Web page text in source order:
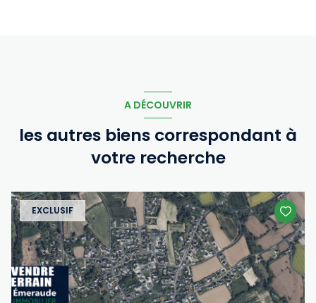
A DÉCOUVRIR
les autres biens correspondant à
votre recherche
EXCLUSIF